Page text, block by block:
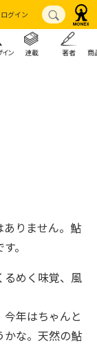
ログイン
イン 連載 著者 商
ありません。鮎
。
るめく味覚、風
年はちゃんと
かな。天然の鮎